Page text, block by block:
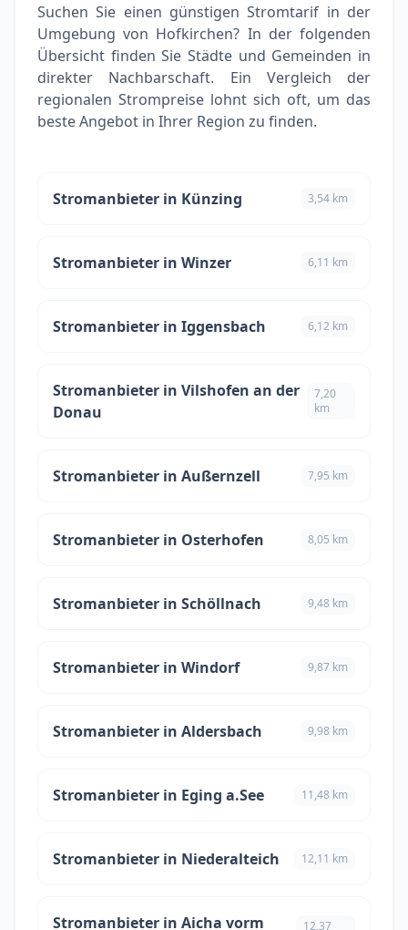
Suchen Sie einen günstigen Stromtarif in der
Umgebung von Hofkirchen? In der folgenden
Übersicht finden Sie Städte und Gemeinden in
direkter Nachbarschaft. Ein Vergleich der
regionalen Strompreise lohnt sich oft, um das
beste Angebot in Ihrer Region zu finden.
Stromanbieter in Künzing 3,54 km
Stromanbieter in Winzer 6,11 km
Stromanbieter in Iggensbach 6,12 km
Stromanbieter in Vilshofen an der
Donau
7,20
km
Stromanbieter in Außernzell 7,95 km
Stromanbieter in Osterhofen 8,05 km
Stromanbieter in Schöllnach 9,48 km
Stromanbieter in Windorf 9,87 km
Stromanbieter in Aldersbach 9,98 km
Stromanbieter in Eging a.See 11,48 km
Stromanbieter in Niederalteich 12,11 km
Stromanbieter in Aicha vorm 12,37